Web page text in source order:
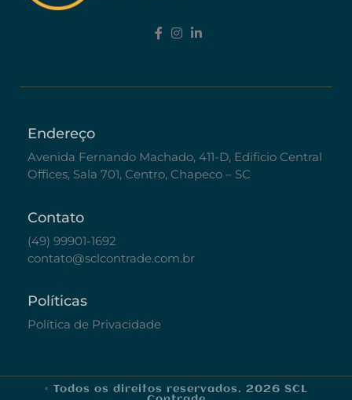
Endereço
Avenida Fernando Machado, 411-D, Edificio Central
Offices, Sala 701, Centro, Chapeco – SC
Contato
(49) 99901-1692
contato@sclcontrade.com.br
Políticas
Política de Privacidade
© Todos os direitos reservados. 2026 SCL